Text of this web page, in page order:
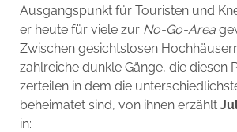
Ausgangspunkt für Touristen und
er heute für viele zur No-Go-Area
Zwischen gesichtslosen
zahlreiche dunkle Gänge, die diesen
zerteilen in dem die
beheimatet sind, von ihnen erzählt
in: